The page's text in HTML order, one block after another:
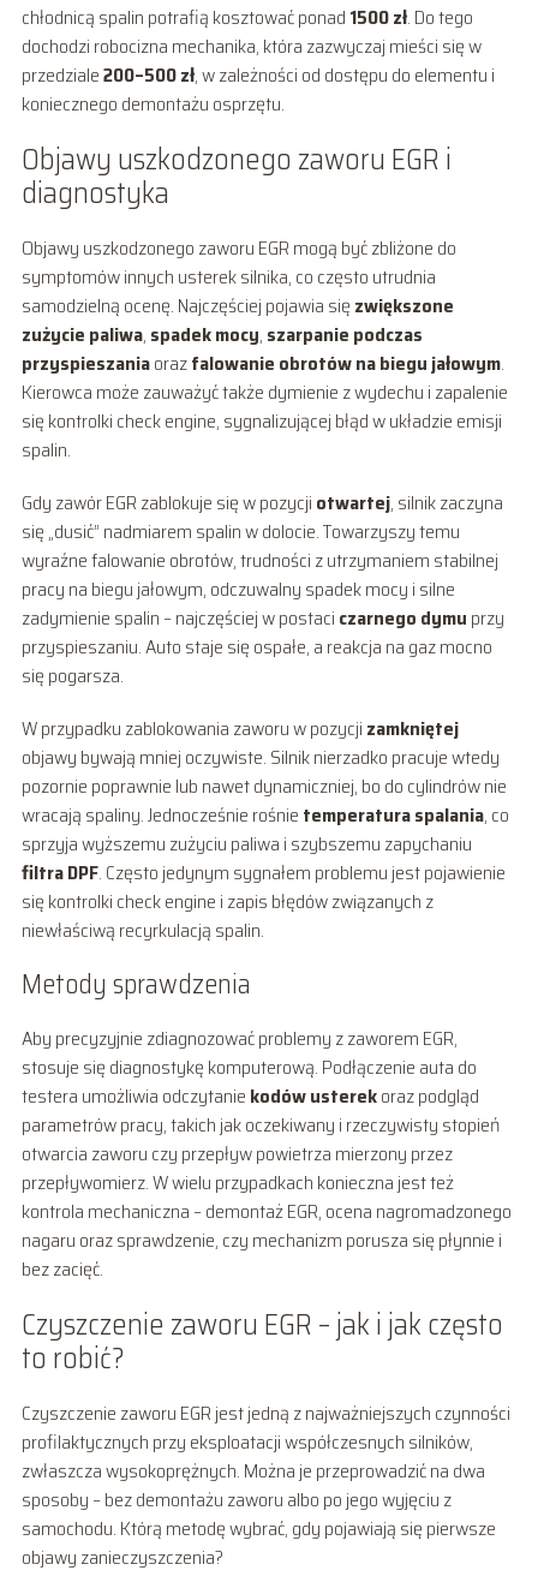
chłodnicą spalin potrafią kosztować ponad 1500 zł. Do tego
dochodzi robocizna mechanika, która zazwyczaj mieści się w
przedziale200–500 zł, w zależności od dostępu do elementu i
koniecznego demontażu osprzętu.
Objawy uszkodzonego zaworu EGR i
diagnostyka
Objawy uszkodzonego zaworu EGR mogą być zbliżone do
symptomów innych usterek silnika, co często utrudnia
samodzielną ocenę. Najczęściej pojawia się zwiększone
zużycie paliwa, spadek mocy, szarpanie podczas
przyspieszaniaorazfalowanie obrotów na biegu jałowym.
Kierowca może zauważyć także dymienie z wydechu i zapalenie
się kontrolki check engine, sygnalizującej błąd w układzie emisji
spalin.
Gdy zawór EGR zablokuje się w pozycji otwartej, silnik zaczyna
się „dusić” nadmiarem spalin w dolocie. Towarzyszy temu
wyraźne falowanie obrotów, trudności z utrzymaniem stabilnej
pracy na biegu jałowym, odczuwalny spadek mocy i silne
zadymienie spalin – najczęściej w postaci czarnego dymu przy
przyspieszaniu. Auto staje się ospałe, a reakcja na gaz mocno
się pogarsza.
W przypadku zablokowania zaworu w pozycji zamkniętej
objawy bywają mniej oczywiste. Silnik nierzadko pracuje wtedy
pozornie poprawnie lub nawet dynamiczniej, bo do cylindrów nie
wracają spaliny. Jednocześnie rośnie temperatura spalania, co
sprzyja wyższemu zużyciu paliwa i szybszemu zapychaniu
filtra DPF. Często jedynym sygnałem problemu jest pojawienie
się kontrolki check engine i zapis błędów związanych z
niewłaściwą recyrkulacją spalin.
Metody sprawdzenia
Aby precyzyjnie zdiagnozować problemy z zaworem EGR,
stosuje się diagnostykę komputerową. Podłączenie auta do
testera umożliwia odczytanie kodów usterekoraz podgląd
parametrów pracy, takich jak oczekiwany i rzeczywisty stopień
otwarcia zaworu czy przepływ powietrza mierzony przez
przepływomierz. W wielu przypadkach konieczna jest też
kontrola mechaniczna – demontaż EGR, ocena nagromadzonego
nagaru oraz sprawdzenie, czy mechanizm porusza się płynnie i
bez zacięć.
Czyszczenie zaworu EGR – jak i jak często
to robić?
Czyszczenie zaworu EGR jest jedną z najważniejszych czynności
profilaktycznych przy eksploatacji współczesnych silników,
zwłaszcza wysokoprężnych. Można je przeprowadzić na dwa
sposoby – bez demontażu zaworu albo po jego wyjęciu z
samochodu. Którą metodę wybrać, gdy pojawiają się pierwsze
objawy zanieczyszczenia?